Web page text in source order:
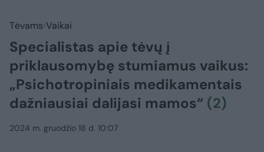
Tėvams Vaikai
Specialistas apie tėvų į
priklausomybę stumiamus vaikus:
„Psichotropiniais medikamentais
dažniausiai dalijasi mamos“ (2)
2024 m. gruodžio 18 d. 10:07